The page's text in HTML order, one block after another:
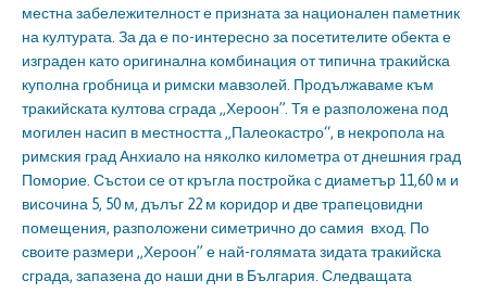
местна забележителност е призната за национален паметник
на културата. За да е по-интересно за посетителите обекта е
изграден като оригинална комбинация от типична тракийска
куполна гробница и римски мавзолей. Продължаваме към
тракийската култова сграда „Хероон”. Тя е разположена под
могилен насип в местността „Палеокастро“, в некропола на
римския град Анхиало на няколко километра от днешния град
Поморие. Състои се от кръгла постройка с диаметър 11,60 м и
височина 5, 50 м, дълъг 22 м коридор и две трапецовидни
помещения, разположени симетрично до самия вход. По
своите размери „Хероон” е най-голямата зидата тракийска
сграда, запазена до наши дни в България. Следващата